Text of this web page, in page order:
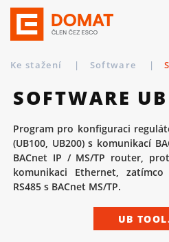
Ke stažení | Software |
SOFTWARE
Program pro konfiguraci
(UB100, UB200) s komunikací
BACnet IP / MS/TP router,
komunikaci Ethernet,
RS485 s BACnet MS/TP.
UB